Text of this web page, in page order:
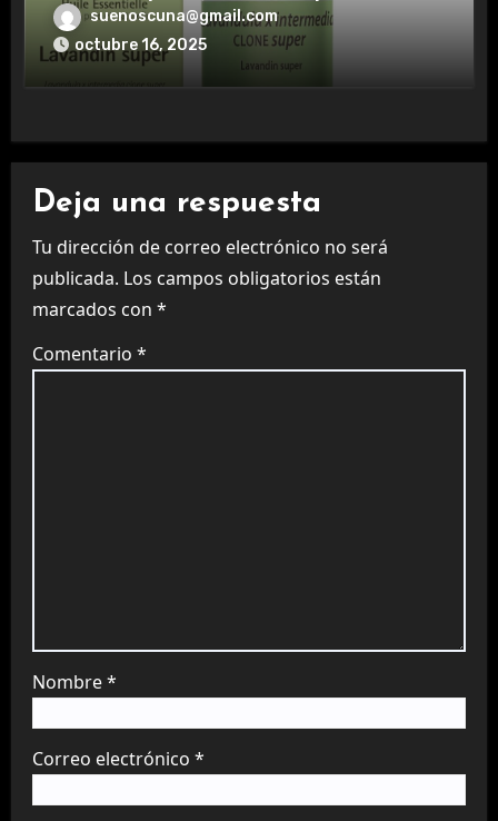
aromaterapia.
suenoscuna@gmail.com
octubre 16, 2025
Deja una respuesta
Tu dirección de correo electrónico no será
publicada. Los campos obligatorios están
marcados con *
Comentario *
Nombre*
Correo electrónico *